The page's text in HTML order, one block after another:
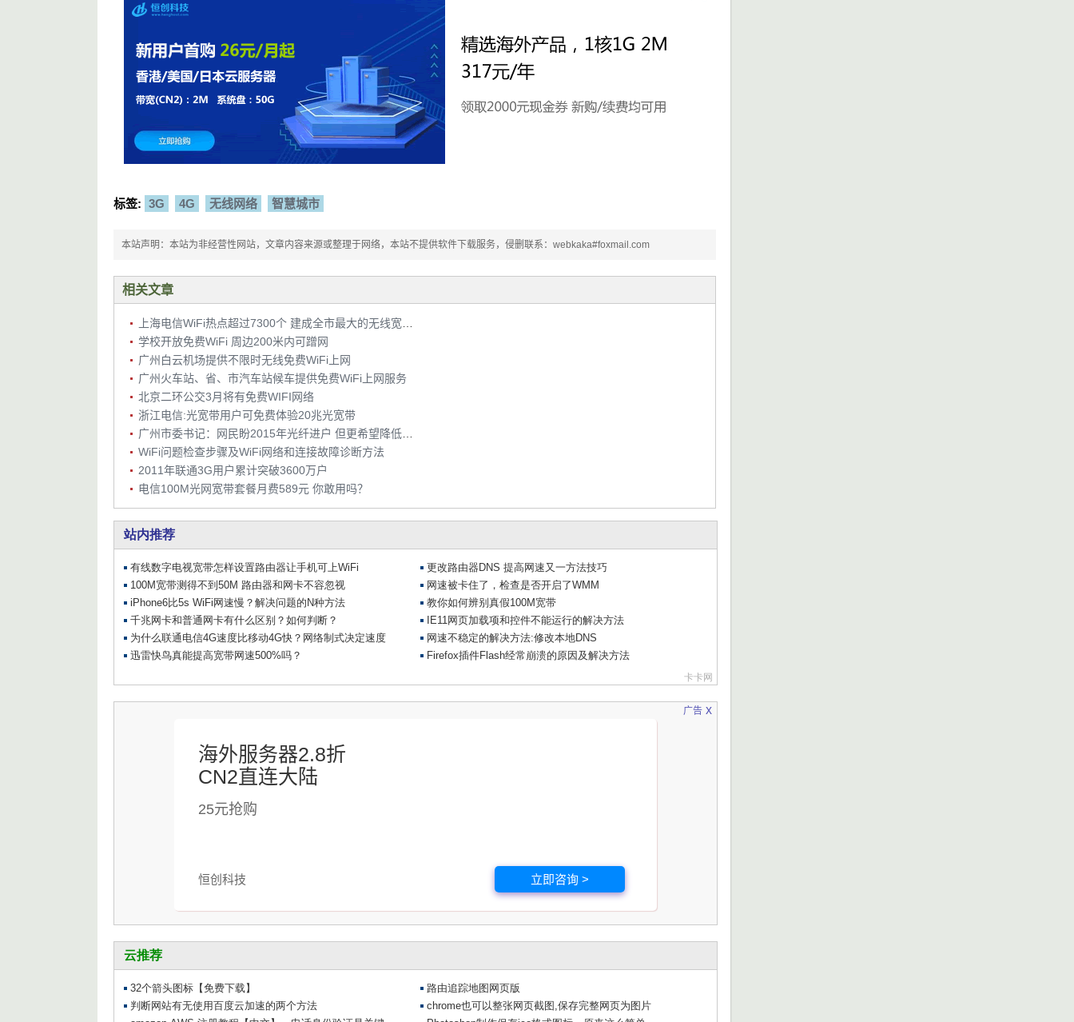
标签: 3G 4G 无线网络 智慧城市
本站声明：本站为非经营性网站，文章内容来源或整理于网络，本站不提供软件下载服务，侵删联系：webkaka#foxmail.com
相关文章
学校开放免费WiFi 周边200米内可蹭网
广州白云机场提供不限时无线免费WiFi上网
广州火车站、省、市汽车站候车提供免费WiFi上网服务
北京二环公交3月将有免费WIFI网络
浙江电信:光宽带用户可免费体验20兆光宽带
WiFi问题检查步骤及WiFi网络和连接故障诊断方法
2011年联通3G用户累计突破3600万户
电信100M光网宽带套餐月费589元 你敢用吗？
广告
海外服务器2.8折
CN2直连大陆
25元抢购
恒创科技 立即咨询 >
x